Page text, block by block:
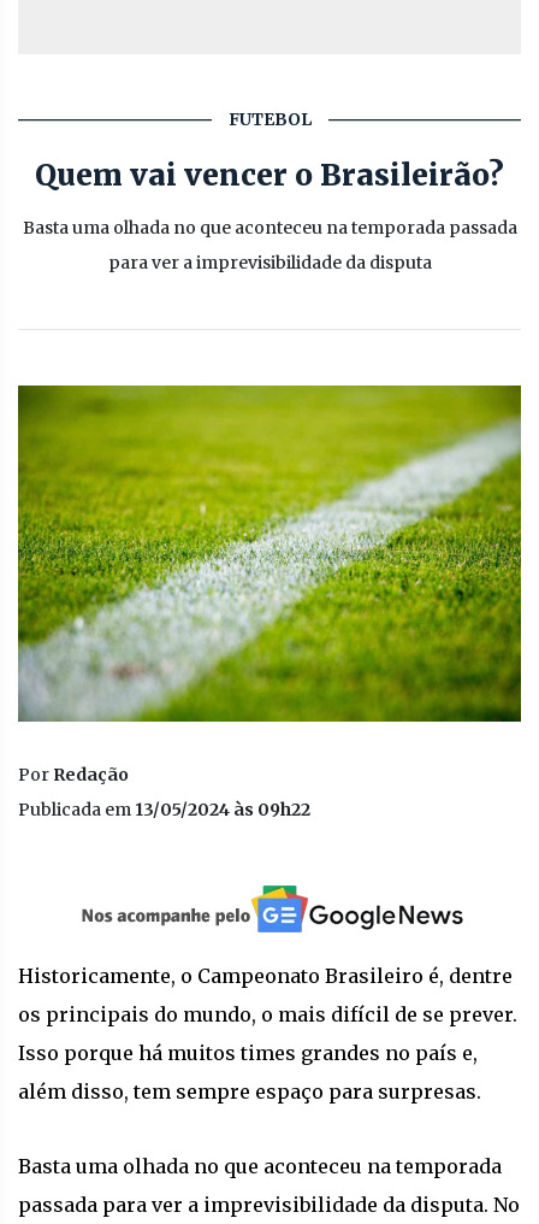
FUTEBOL
Quem vai vencer o Brasileirão?
Basta uma olhada no que aconteceu na temporada passada
para ver a imprevisibilidade da disputa
Por Redação
Publicada em 13/05/2024 às 09h22
Historicamente, o Campeonato Brasileiro é, dentre
os principais do mundo, o mais difícil de se prever.
Isso porque há muitos times grandes no país e,
além disso, tem sempre espaço para surpresas.
Basta uma olhada no que aconteceu na temporada
passada para ver a imprevisibilidade da disputa. No